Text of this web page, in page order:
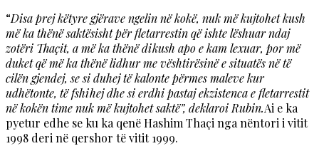
“Disa prej këtyre gjëravengelin në kokë, nuk më kujtohet kush
më ka thënë saktësisht për fletarrestin që ishte lëshuar ndaj
zotëri Thaçit, a më ka thënë dikush apo e kam lexuar, por më
duket që më ka thënë lidhur me vështirësinë e situatës në të
cilën gjendej, se si duhej të kalonte përmes maleve kur
udhëtonte, të fshihej dhe si erdhi pastaj ekzistenca e fletarrestit
në kokën time nuk më kujtohet saktë”, deklaroi Rubin.Ai e ka
pyetur edhe se ku ka qenë Hashim Thaçi nga nëntori i vitit
1998 deri në qershor të vitit 1999.